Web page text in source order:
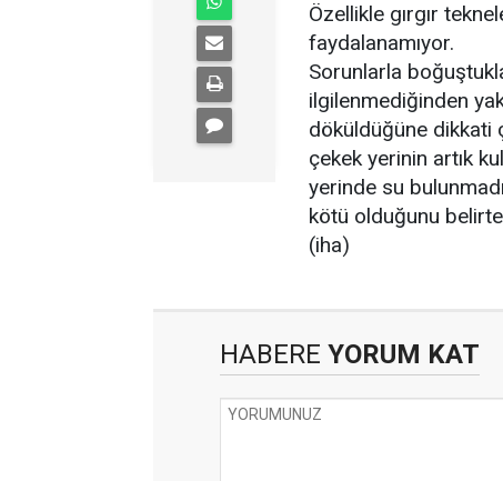
Özellikle gırgır
faydalanamıyor.
Sorunlarla
ilgilenmediğinden
döküldüğüne dikkati
çekek yerinin artık
yerinde su
kötü olduğunu
(iha)
HABERE YORUM KAT